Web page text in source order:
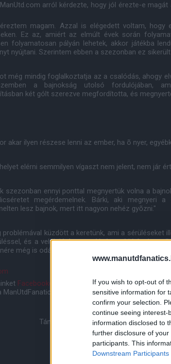
If you wish to opt-out of
sensitive information for
confirm your selection.
continue seeing
information disclosed to
further disclosure of your
participants. This
Downstream Participants
arról kérdezte, hogy jól érezte-e
magam. Azzal is elégedett voltam,
Ez az, amiért az elmúlt évek során
folyamatosan pályán lehetek, akkor játékba
nyújtani. Szerintem ebben a szezonban ez sikerült
még mindig foglalkoztatja az a csalódás, ahogy
a bajnokság utolsó fordulójában,
két gólt szerezve megfordította, és
akar ilyen részese lenni az ember, ha õ nyer,
elérni semmilyen vígaszt nem jelent, nem jár
szezonban ennyi ponttal megnyertük volna a
megérdemelnek. Bárki, aki megnyeri
lesz bajnok, mert itt nagyon nehéz gyõzni."
problémával küzdött a keretünk, ami a sérüléseket
és a velük járó zavarokkal megbirkózni egy
még is odáig jutottunk, ameddig, az mutatja,
Facebookon InstagramonésYouTube-on is!
ManUtdFanatics.hu mobil applikációt Androidraés
Támogasd adományoddal a